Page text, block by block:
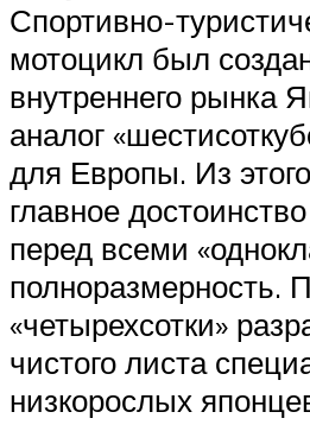
Спортивно-
мотоцикл был
внутреннего рынка
аналог
для Европы. Из
главное
перед всеми
полноразмерность.
«четырехсотки»
чистого листа
низкорослых